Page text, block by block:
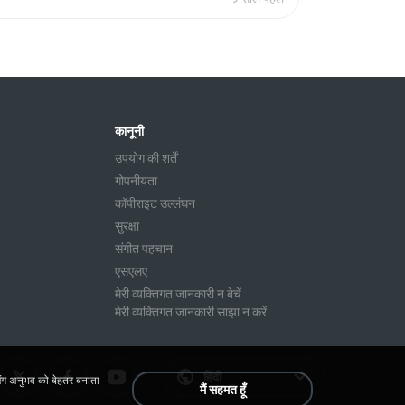
कानूनी
उपयोग की शर्तें
गोपनीयता
कॉपीराइट उल्लंघन
सुरक्षा
संगीत पहचान
एसएलए
मेरी व्यक्तिगत जानकारी न बेचें
मेरी व्यक्तिगत जानकारी साझा न करें
हिंदी
अनुभव को बेहतर बनाता
मैं सहमत हूँ